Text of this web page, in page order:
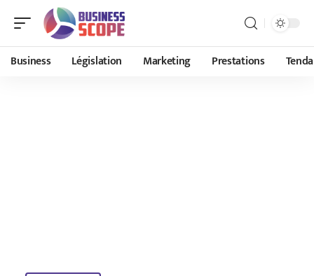
Business Législation Marketing Prestations